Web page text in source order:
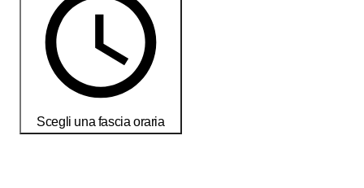
Scegli una fascia oraria